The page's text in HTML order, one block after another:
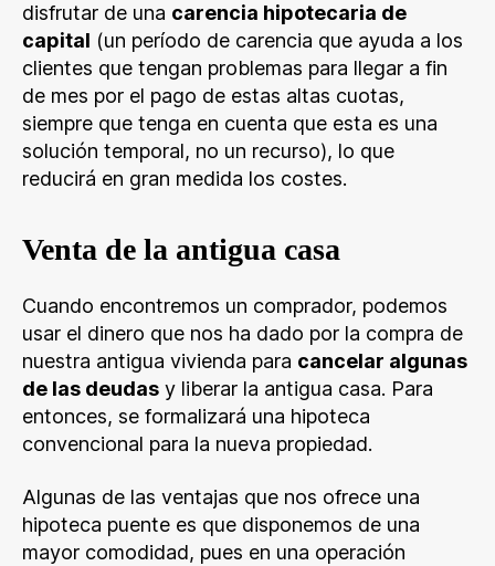
disfrutar de una carencia hipotecaria de
capital (un período de carencia que ayuda a los
clientes que tengan problemas para llegar a fin
de mes por el pago de estas altas cuotas,
siempre que tenga en cuenta que esta es una
solución temporal, no un recurso), lo que
reducirá en gran medida los costes.
Venta de la antigua casa
Cuando encontremos un comprador, podemos
usar el dinero que nos ha dado por la compra de
nuestra antigua vivienda para cancelar algunas
de las deudas y liberar la antigua casa. Para
entonces, se formalizará una hipoteca
convencional para la nueva propiedad.
Algunas de las ventajas que nos ofrece una
hipoteca puente es que disponemos de una
mayor comodidad, pues en una operación